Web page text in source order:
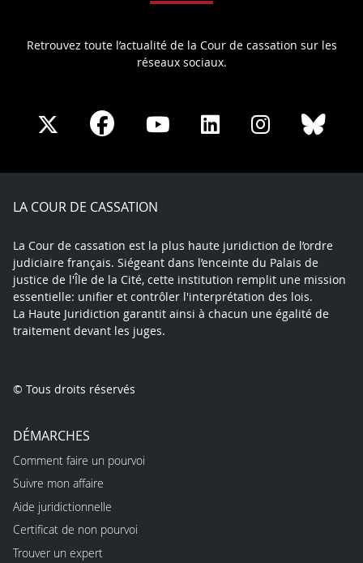
Retrouvez toute l’actualité de la Cour de cassation sur les
réseaux sociaux.
Share
X
Share
Facebook
Share
Youtube
Share
LinkedIn
Share
Instagram
LA COUR DE CASSATION
La Cour de cassation est la plus haute juridiction de l’ordre
judiciaire français. Siégeant dans l’enceinte du Palais de
justice de l'Île de la Cité, cette institution remplit une mission
essentielle: unifier et contrôler l'interprétation des lois.
La Haute Juridiction garantit ainsi à chacun une égalité de
traitement devant les juges.
© Tous droits réservés
DÉMARCHES
Comment faire un pourvoi
Suivre mon affaire
Aide juridictionnelle
Certificat de non pourvoi
Trouver un expert